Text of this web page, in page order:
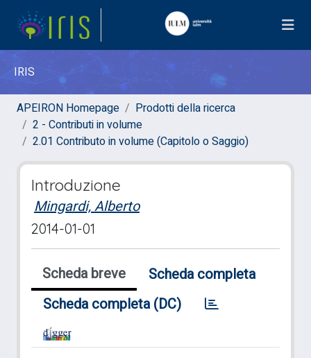
IRIS
APEIRON Homepage
Prodotti della ricerca
2 - Contributi in volume
2.01 Contributo in volume (Capitolo o Saggio)
Introduzione
Mingardi, Alberto
2014-01-01
Scheda breve
Scheda completa
Scheda completa (DC)